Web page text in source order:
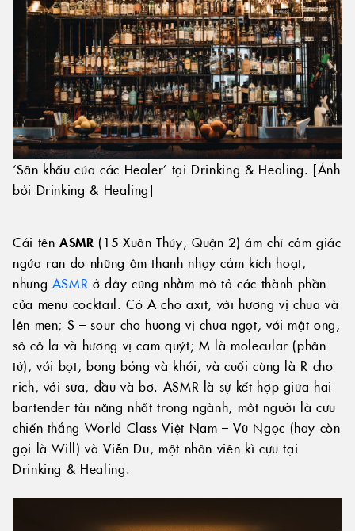
‘Sân khấu của các Healer’ tại Drinking & Healing. [Ảnh
bởi Drinking & Healing]
Cái tênASMR (15 Xuân Thủy, Quận 2) ám chỉ cảm giác
ngứa ran do những âm thanh nhạy cảm kích hoạt,
nhưng ASMR ở đây cũng nhằm mô tả các thành phần
của menu cocktail. Có A cho axit, với hương vị chua và
lên men; S – sour cho hương vị chua ngọt, với mật ong,
sô cô la và hương vị cam quýt; M là molecular (phân
tử), với bọt, bong bóng và khói; và cuối cùng là R cho
rich, với sữa, dầu và bơ. ASMR là sự kết hợp giữa hai
bartender tài năng nhất trong ngành, một người là cựu
chiến thắng World Class Việt Nam – Vũ Ngọc (hay còn
gọi là Will) và Viễn Du, một nhân viên kì cựu tại
Drinking & Healing.